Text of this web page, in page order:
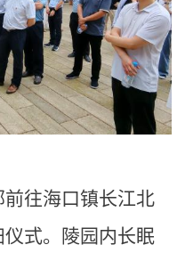
往海口镇长江北
式。陵园内长眠